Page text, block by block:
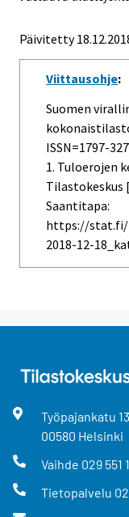
Päivitetty
Viittausohje:
Suomen
ISSN=1797-
1. Tuloerojen
Tilastokeskus
Saantitapa:
https://stat.fi/
2018-12-
Työpajankatu 13
00580 Helsinki
Vaihde 029 551
Tietopalvelu